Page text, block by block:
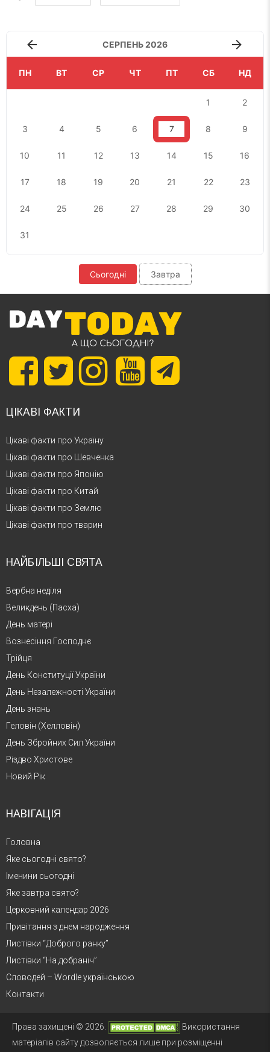
СЕРПЕНЬ 2026
ПН ВТ СР ЧТ ПТ СБ НД
1 2
3 4 5 6 7 8 9
10 11 12 13 14 15 16
17 18 19 20 21 22 23
24 25 26 27 28 29 30
31
Сьогодні Завтра
ЦІКАВІ ФАКТИ
Цікаві факти про Україну
Цікаві факти про Шевченка
Цікаві факти про Японію
Цікаві факти про Китай
Цікаві факти про Землю
Цікаві факти про тварин
НАЙБІЛЬШІ СВЯТА
Вербна неділя
Великдень (Пасха)
День матері
Вознесіння Господнє
Трійця
День Конституції України
День Незалежності України
День знань
Геловін (Хелловін)
День Збройних Сил України
Різдво Христове
Новий Рік
НАВІГАЦІЯ
Головна
Яке сьогодні свято?
Іменини сьогодні
Яке завтра свято?
Церковний календар 2026
Привітання з днем народження
Листівки “Доброго ранку”
Листівки “На добраніч”
Словодей – Wordle українською
Контакти
Права захищені © 2026.
Використання
матеріалів сайту дозволяється лише при розміщенні